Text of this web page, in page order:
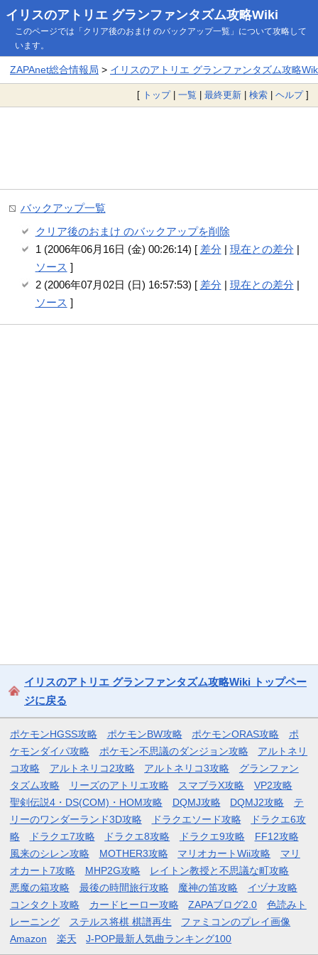
イリスのアトリエ グランファンタズム攻略Wiki
このページでは「クリア後のおまけ のバックアップ一覧」について攻略して
います。
ZAPAnet総合情報局 > イリスのアトリエ グランファンタズム攻略
[ トップ| 一覧 | 最終更新 | 検索 | ヘルプ]
バックアップ一覧
クリア後のおまけ のバックアップを削除
1 (2006年06月16日 (金) 00:26:14) [ 差分| 現在との差分|
ソース ]
2 (2006年07月02日 (日) 16:57:53) [ 差分| 現在との差分|
ソース ]
イリスのアトリエ グランファンタズム攻略Wiki トップペー
ジに戻る
ポケモンHGSS攻略 ポケモンBW攻略 ポケモンORAS攻略
ポ
ケモンダイパ攻略
ポケモン不思議のダンジョン攻略
アルトネリ
コ攻略
アルトネリコ2攻略 アルトネリコ3攻略
グランファン
タズム攻略
リーズのアトリエ攻略 スマブラX攻略
VP2攻略
聖剣伝説4・DS(COM)・HOM攻略
DQMJ攻略 DQMJ2攻略
テ
リーのワンダーランド3D攻略
ドラクエソード攻略
ドラクエ6攻
略
ドラクエ7攻略 ドラクエ8攻略 ドラクエ9攻略
FF12攻略
風来のシレン攻略
MOTHER3攻略 マリオカートWii攻略
マリ
オカート7攻略
MHP2G攻略
レイトン教授と不思議な町攻略
悪魔の箱攻略
最後の時間旅行攻略 魔神の笛攻略
イヅナ攻略
コンタクト攻略
カードヒーロー攻略 ZAPAブログ2.0
色読みト
レーニング
ステルス将棋 棋譜再生
ファミコンのプレイ画像
Amazon
楽天 J-POP最新人気曲ランキング100